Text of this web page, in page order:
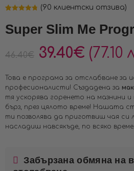
базирано на
потребителски
(90 клиентски отзива)
Super Slim Me
46.40€ 39.40€ (77.10
Това е програма за отслабване за
професионалисти! Създадена за
тя ускорява горенето на мазнини и
бърз, през цялото време! Нашата
ти позволява да приготвиш чая си
насладиш навсякъде, по всяко време.
Забързана обмяна на